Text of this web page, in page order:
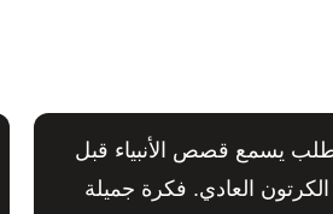
يسمع قصص الأنبياء قبل
الكرتون العادي. فكرة جميلة